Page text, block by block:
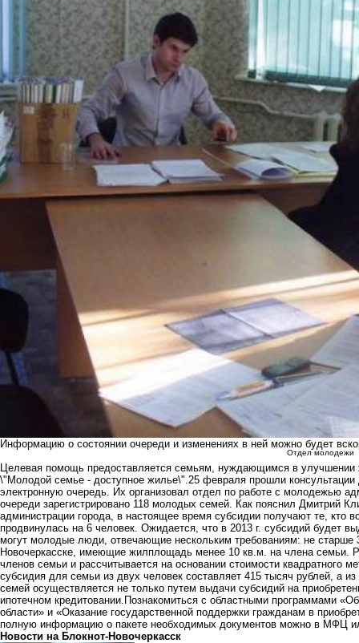
Информацию о состоянии очереди и изменениях в ней можно будет
Отдел молодежи
Целевая помощь предоставляется семьям, нуждающимся в
\"Молодой семье - доступное жилье\".25 февраля прошли консультации
электронную очередь. Их организовал отдел по работе с молодежью
очереди зарегистрировано 118 молодых семей. Как пояснил Дмитрий
администрации города, в настоящее время субсидии получают те, кто
продвинулась на 6 человек. Ожидается, что в 2013 г. субсидий будет
могут молодые люди, отвечающие нескольким требованиям: не
Новочеркасске, имеющие жилплощадь менее 10 кв.м. на члена семьи.
членов семьи и рассчитывается на основании стоимости квадратного
субсидия для семьи из двух человек составляет 415 тысяч рублей, а
семей осуществляется не только путем выдачи субсидий на
ипотечном кредитовании.Познакомиться с областными программами
области» и «Оказание государственной поддержки гражданам в
полную информацию о пакете необходимых документов можно в МФЦ
Новости на Блoкнoт-Новочеркасск